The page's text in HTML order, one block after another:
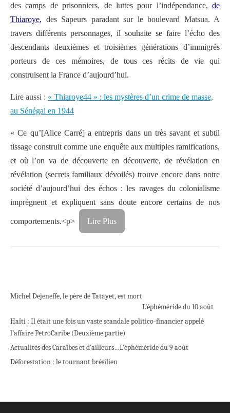
des camps de prisonniers, de luttes pour l’indépendance, de
Thiaroye, des Sapeurs paradant sur le boulevard Matsua. A
travers différents personnages, il souhaite se faire l’écho des
descendants deuxièmes et troisièmes générations d’immigrés
porteurs de ces mémoires, de tous ces récits de vie qui
construisent la France d’aujourd’hui.
Lire aussi : « Thiaroye44 » : les mystères d’un crime de masse,
au Sénégal en 1944
« Ce qu’[Alice Carré] a entrepris dans un très savant et subtil
tissage construit comme une enquête aux multiples ramifications,
et où l’on va de découverte en découverte, de révélation en
révélation (secrets familiaux dévoilés) trouve encore dans notre
société d’aujourd’hui des échos : les ravages du colonialisme
imprègnent et expliquent sans doute encore certains de nos
comportements.<p> Lire Plus
Michel Dejeneffe, le père de Tatayet, est mort
L’éphéméride du 10 août
Haïti : Il était une fois un vaste scandale politico-financier appelé
l’affaire PetroCaribe (Deuxième partie)
Actualités des Caraïbes et d’ailleurs…L’éphéméride du 9 août
Déforestation : le tournant brésilien